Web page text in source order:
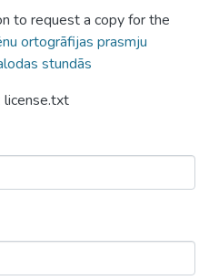
to request a copy for the
ortogrāfijas prasmju
stundās
license.txt